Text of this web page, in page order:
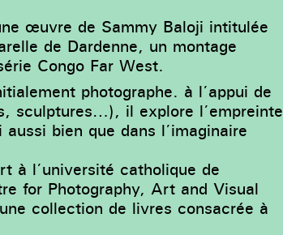
œuvre de Sammy Baloji intitulée
de Dardenne, un montage
Congo Far West.
photographe. à l’appui de
sculptures…), il explore l’empreinte
bien que dans l’imaginaire
à l’université catholique de
for Photography, Art and Visual
collection de livres consacrée à